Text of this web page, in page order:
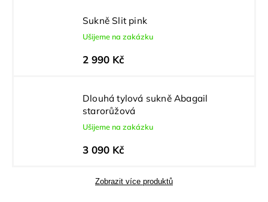
Sukně Slit pink
Ušijeme na zakázku
2 990 Kč
Dlouhá tylová sukně Abagail
starorůžová
Ušijeme na zakázku
3 090 Kč
Zobrazit více produktů